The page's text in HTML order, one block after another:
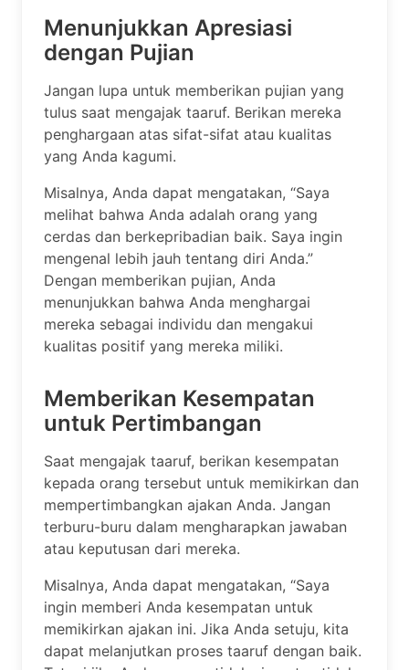
Menunjukkan Apresiasi
dengan Pujian
Jangan lupa untuk memberikan pujian yang
tulus saat mengajak taaruf. Berikan mereka
penghargaan atas sifat-sifat atau kualitas
yang Anda kagumi.
Misalnya, Anda dapat mengatakan, “Saya
melihat bahwa Anda adalah orang yang
cerdas dan berkepribadian baik. Saya ingin
mengenal lebih jauh tentang diri Anda.”
Dengan memberikan pujian, Anda
menunjukkan bahwa Anda menghargai
mereka sebagai individu dan mengakui
kualitas positif yang mereka miliki.
Memberikan Kesempatan
untuk Pertimbangan
Saat mengajak taaruf, berikan kesempatan
kepada orang tersebut untuk memikirkan dan
mempertimbangkan ajakan Anda. Jangan
terburu-buru dalam mengharapkan jawaban
atau keputusan dari mereka.
Misalnya, Anda dapat mengatakan, “Saya
ingin memberi Anda kesempatan untuk
memikirkan ajakan ini. Jika Anda setuju, kita
dapat melanjutkan proses taaruf dengan baik.